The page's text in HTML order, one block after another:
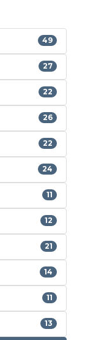
49
27
22
26
22
24
11
12
21
14
11
13